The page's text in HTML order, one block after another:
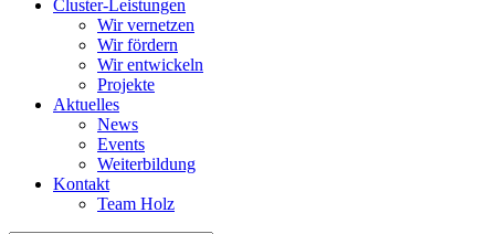
Cluster-Leistungen
Wir vernetzen
Wir fördern
Wir entwickeln
Projekte
Aktuelles
News
Events
Weiterbildung
Kontakt
Team Holz